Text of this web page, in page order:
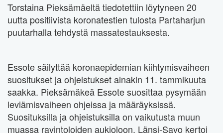
Torstaina Pieksämäeltä tiedotettiin löytyneen 20
uutta positiivista koronatestien tulosta Partaharjun
puutarhalla tehdystä massatestauksesta.
Essote säilyttää koronaepidemian kiihtymisvaiheen
suositukset ja ohjeistukset ainakin 11. tammikuuta
saakka. Pieksämäkeä Essote suosittaa pysymään
leviämisvaiheen ohjeissa ja määräyksissä.
Suosituksilla ja ohjeistuksilla on vaikutusta muun
muassa ravintoloiden aukioloon. Länsi-Savo kertoi